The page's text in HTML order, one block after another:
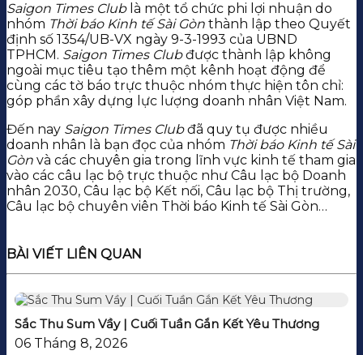
Saigon Times Club là một tổ chức phi lợi nhuận do
nhóm Thời báo Kinh tế Sài Gòn thành lập theo Quyết
định số 1354/UB-VX ngày 9-3-1993 của UBND
TPHCM. Saigon Times Clubđược thành lập không
ngoài mục tiêu tạo thêm một kênh hoạt động để
cùng các tờ báo trực thuộc nhóm thực hiện tôn chỉ:
góp phần xây dựng lực lượng doanh nhân Việt Nam.
Đến nay Saigon Times Clubđã quy tụ được nhiều
doanh nhân là bạn đọc của nhóm Thời báo Kinh tế Sài
Gòn và các chuyên gia trong lĩnh vực kinh tế tham gia
vào các câu lạc bộ trực thuộc như Câu lạc bộ Doanh
nhân 2030, Câu lạc bộ Kết nối, Câu lạc bộ Thị trường,
Câu lạc bộ chuyên viên Thời báo Kinh tế Sài Gòn…
BÀI VIẾT LIÊN QUAN
Sắc Thu Sum Vầy | Cuối Tuần Gắn Kết Yêu Thương
06 Tháng 8, 2026